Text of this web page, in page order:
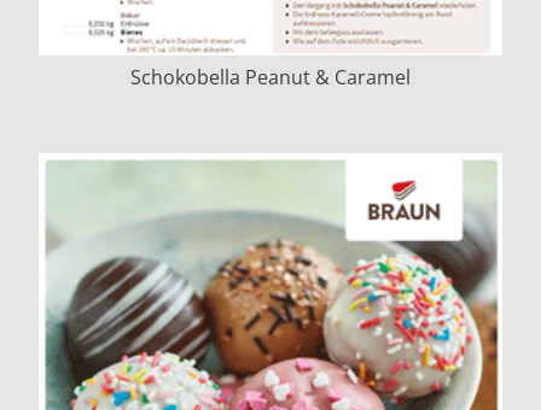
Schokobella Peanut & Caramel